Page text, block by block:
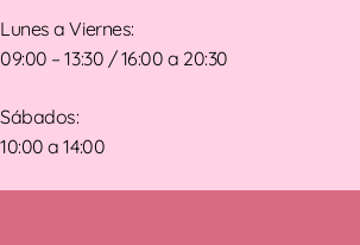
Lunes a Viernes:
09:00 – 13:30 / 16:00 a 20:30
Sábados:
10:00 a 14:00